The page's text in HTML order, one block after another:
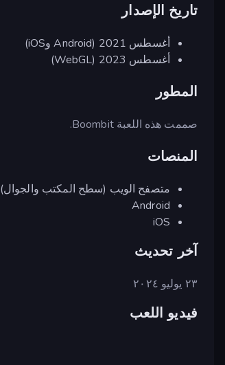
تاريخ الإصدار
أغسطس 2021 (Android وiOS)
أغسطس 2023 (WebGL)
المطور
صممت هذه اللعبة Boombit.
المنصات
متصفح الويب (سطح المكتب والجوال)
Android
iOS
آخر تحديث
٢٣ يوليو ٢٠٢٤
فيديو اللعب